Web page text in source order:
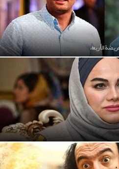
الأربعاء